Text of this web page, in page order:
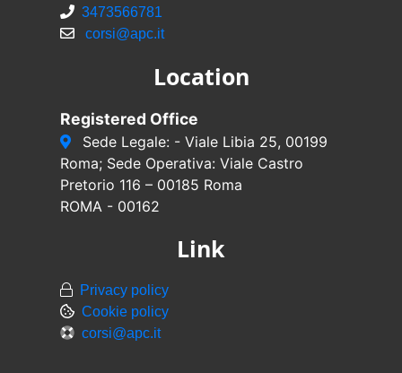
3473566781
corsi@apc.it
Location
Registered Office
Sede Legale: - Viale Libia 25, 00199
Roma; Sede Operativa: Viale Castro
Pretorio 116 – 00185 Roma
ROMA - 00162
Link
Privacy policy
Cookie policy
corsi@apc.it